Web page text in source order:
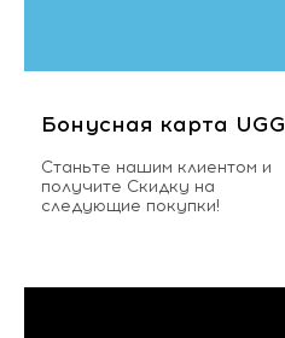
Бонусная карта UGG
Станьте нашим клиентом и
получите Скидку на
следующие покупки!